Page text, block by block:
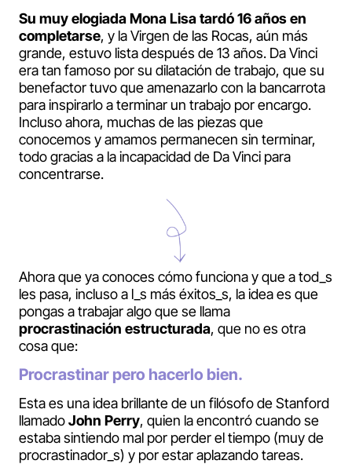
Su muy elogiada Mona Lisa tardó 16 años en
completarse, y la Virgen de las Rocas, aún más
grande, estuvo lista después de 13 años. Da Vinci
era tan famoso por su dilatación de trabajo, que su
benefactor tuvo que amenazarlo con la bancarrota
para inspirarlo a terminar un trabajo por encargo.
Incluso ahora, muchas de las piezas que
conocemos y amamos permanecen sin terminar,
todo gracias a la incapacidad de Da Vinci para
concentrarse.
Ahora que ya conoces cómo funciona y que a tod_s
les pasa, incluso a l_s más éxitos_s, la idea es que
pongas a trabajar algo que se llama
procrastinación estructurada, que no es otra
cosa que:
Procrastinar pero hacerlo bien.
Esta es una idea brillante de un filósofo de Stanford
llamadoJohn Perry, quien la encontró cuando se
estaba sintiendo mal por perder el tiempo (muy de
procrastinador_s) y por estar aplazando tareas.